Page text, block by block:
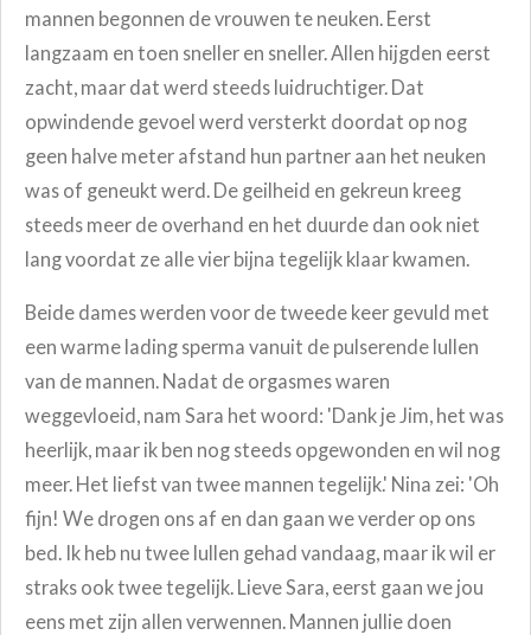
mannen begonnen de vrouwen te neuken. Eerst
langzaam en toen sneller en sneller. Allen hijgden eerst
zacht, maar dat werd steeds luidruchtiger. Dat
opwindende gevoel werd versterkt doordat op nog
geen halve meter afstand hun partner aan het neuken
was of geneukt werd. De geilheid en gekreun kreeg
steeds meer de overhand en het duurde dan ook niet
lang voordat ze alle vier bijna tegelijk klaar kwamen.
Beide dames werden voor de tweede keer gevuld met
een warme lading sperma vanuit de pulserende lullen
van de mannen. Nadat de orgasmes waren
weggevloeid, nam Sara het woord: 'Dank je Jim, het was
heerlijk, maar ik ben nog steeds opgewonden en wil nog
meer. Het liefst van twee mannen tegelijk.' Nina zei: 'Oh
fijn! We drogen ons af en dan gaan we verder op ons
bed. Ik heb nu twee lullen gehad vandaag, maar ik wil er
straks ook twee tegelijk. Lieve Sara, eerst gaan we jou
eens met zijn allen verwennen. Mannen jullie doen